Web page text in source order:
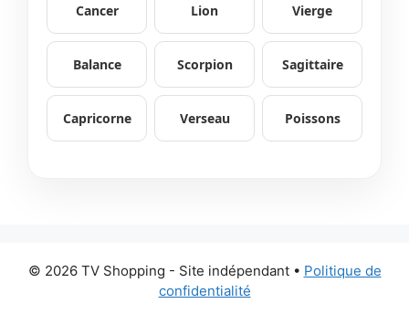
Cancer Lion Vierge
Balance Scorpion Sagittaire
Capricorne Verseau Poissons
© 2026 TV Shopping - Site indépendant• Politique de
confidentialité